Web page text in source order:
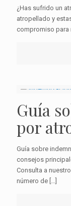
¿Has sufrido un
atropellado y
compromiso para
Guía
por
Guía sobre
consejos
Consulta a
número de […]